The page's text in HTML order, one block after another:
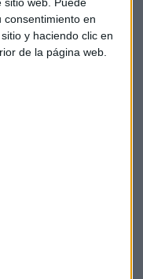
en
y haciendo clic en
de la página web.